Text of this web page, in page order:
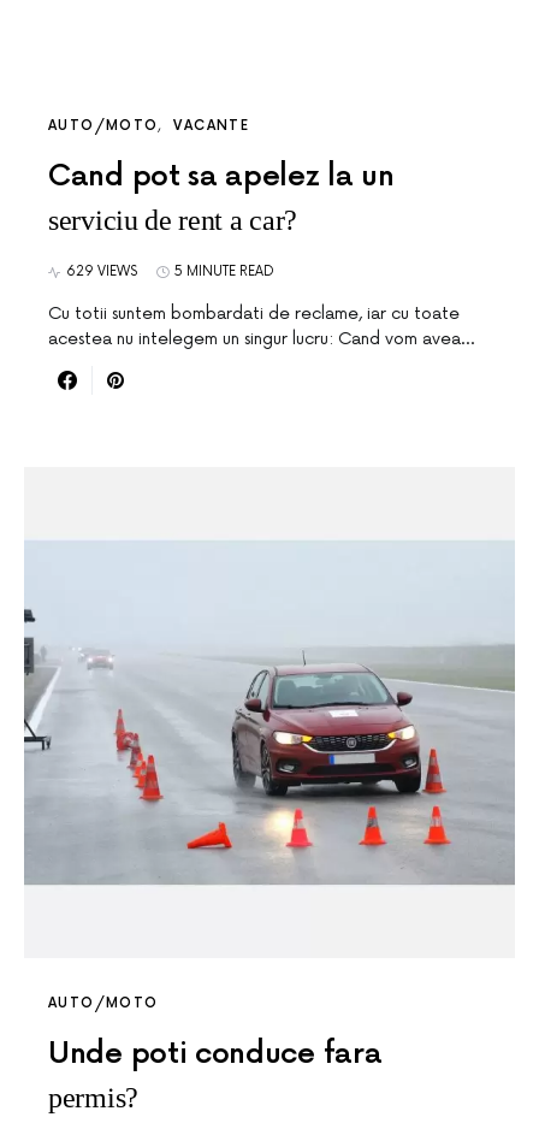
AUTO/MOTO VACANTE
Cand pot sa apelez la un
serviciu de rent a car?
629 VIEWS 5 MINUTE READ
Cu totii suntem bombardati de reclame, iar cu toate
acestea nu intelegem un singur lucru: Cand vom avea…
AUTO/MOTO
Unde poti conduce fara
permis?